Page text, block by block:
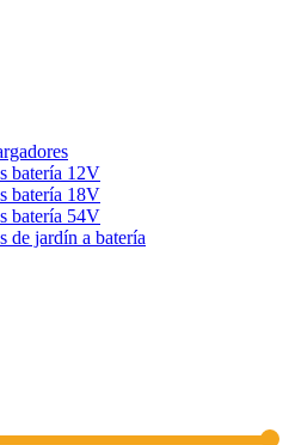
batería 12V
batería 18V
batería 54V
de jardín a batería